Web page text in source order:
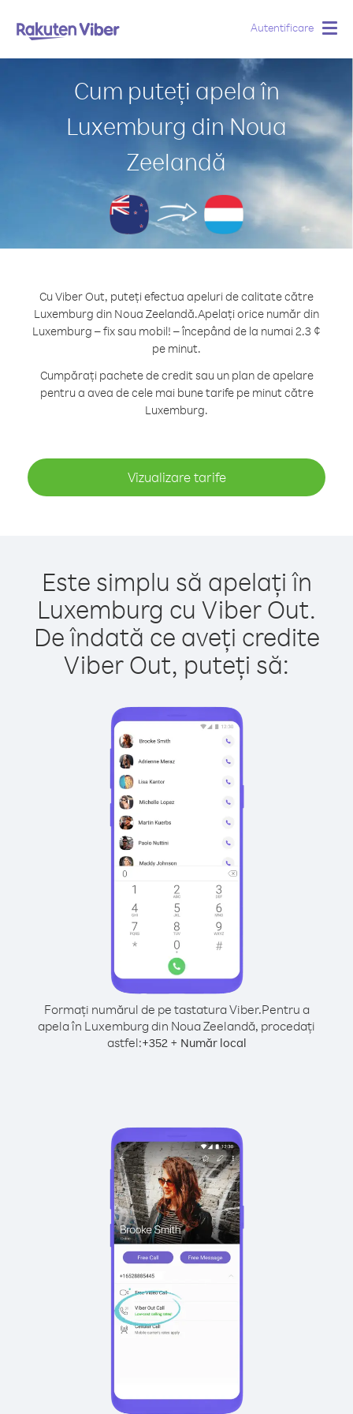
Autentificare
Cum puteți apela în
Luxemburg din Noua
Zeelandă
Cu Viber Out, puteți efectua apeluri de calitate către
Luxemburg din Noua Zeelandă.Apelați orice număr din
Luxemburg – fix sau mobil! – începând de la numai 2.3 ¢
pe minut.
Cumpărați pachete de credit sau un plan de apelare
pentru a avea de cele mai bune tarife pe minut către
Luxemburg.
Vizualizare tarife
Este simplu să apelați în
Luxemburg cu Viber Out.
De îndată ce aveți credite
Viber Out, puteți să:
Formați numărul de pe tastatura Viber.Pentru a
apela în Luxemburg din Noua Zeelandă, procedați
astfel:+352+ Număr local